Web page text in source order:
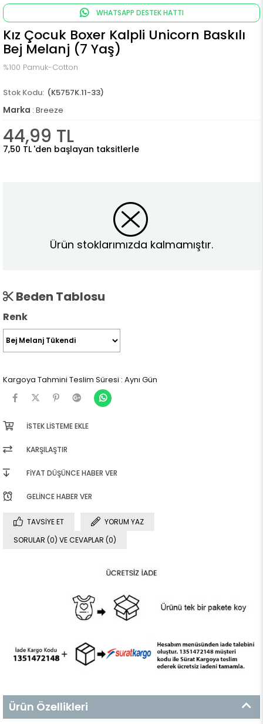
WHATSAPP DESTEK HATTI
Kız Çocuk Boxer Kalpli Unicorn Baskılı
Bej Melanj (7 Yaş)
%100 Pamuk-Cotton
(K5757K.11-33)
Marka : Breeze
44,99 TL
7,50 TL 'den başlayan taksitlerle
Ürün stoklarımızda kalmamıştır.
Beden Tablosu
Renk
Kargoya Tahmini Teslim Süresi : Aynı Gün
İSTEK LISTEME EKLE
KARŞILAŞTIR
FIYAT DÜŞÜNCE HABER VER
GELINCE HABER VER
TAVSIYE ET
YORUM YAZ
SORULAR (0) VE CEVAPLAR (0)
Ürün Özellikleri